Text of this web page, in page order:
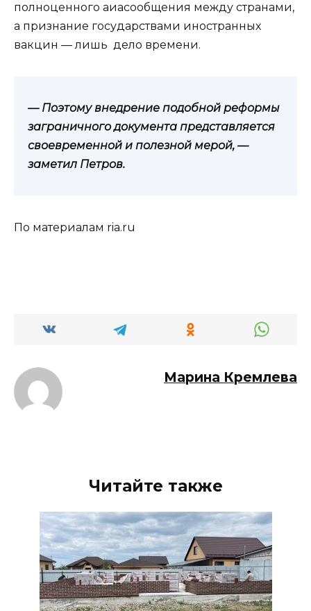
полноценного аиасообщения между странами,
а признание государствами иностранных
вакцин — лишь дело времени.
— Поэтому внедрение подобной реформы
заграничного документа представляется
своевременной и полезной мерой, —
заметил Петров.
По материалам ria.ru
Марина Кремлева
Читайте также